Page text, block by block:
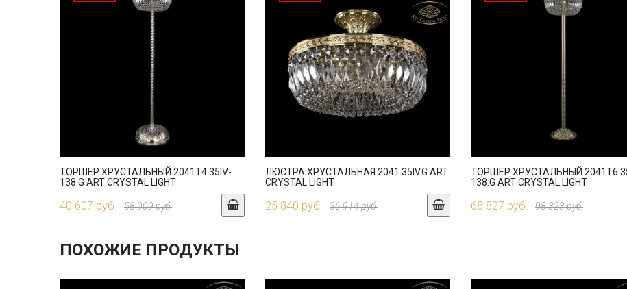
ТОРШЕР ХРУСТАЛЬНЫЙ 2041T4.35IV-
138.G ART CRYSTAL LIGHT
40 607 руб. 58 009 руб.
ЛЮСТРА ХРУСТАЛЬНАЯ 2041.35IV.G ART
CRYSTAL LIGHT
25 840 руб. 36 914 руб.
ТОРШЕР ХРУСТАЛЬНЫЙ
138.G ART CRYSTAL LIGHT
68 827 руб. 98 323 руб.
ПОХОЖИЕ ПРОДУКТЫ